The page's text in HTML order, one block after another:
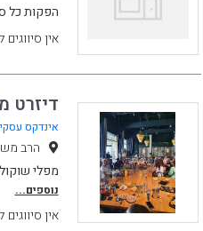
הפקות כל
אין
דיזרט
אינדקס
הרב משה הרשלר
מפלי
נוספים...
אין